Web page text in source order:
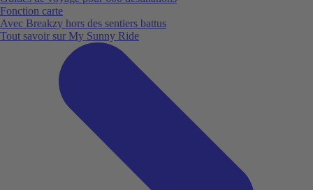
Fonction carte
Avec Breakzy hors des sentiers battus
Tout savoir sur My Sunny Ride